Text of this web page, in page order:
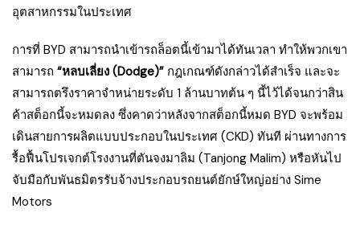
อุตสาหกรรมในประเทศ
การที่ BYD สามารถนำเข้ารถล็อตนี้เข้ามาได้ทันเวลา ทำให้พวกเขา
สามารถ “หลบเลี่ยง (Dodge)” กฎเกณฑ์ดังกล่าวได้สำเร็จ และจะ
สามารถตรึงราคาจำหน่ายระดับ 1 ล้านบาทต้น ๆ นี้ไว้ได้จนกว่าสิน
ค้าสต็อกนี้จะหมดลง ซึ่งคาดว่าหลังจากสต็อกนี้หมด BYD จะพร้อม
เดินสายการผลิตแบบประกอบในประเทศ (CKD) ทันที ผ่านทางการ
รื้อฟื้นโปรเจกต์โรงงานที่ตันจงมาลิม (Tanjong Malim) หรือหันไป
จับมือกับพันธมิตรรับจ้างประกอบรถยนต์ยักษ์ใหญ่อย่าง Sime
Motors